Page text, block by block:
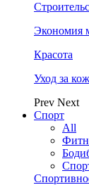
Экономия
Красота
Уход за
Prev Next
Спорт
All